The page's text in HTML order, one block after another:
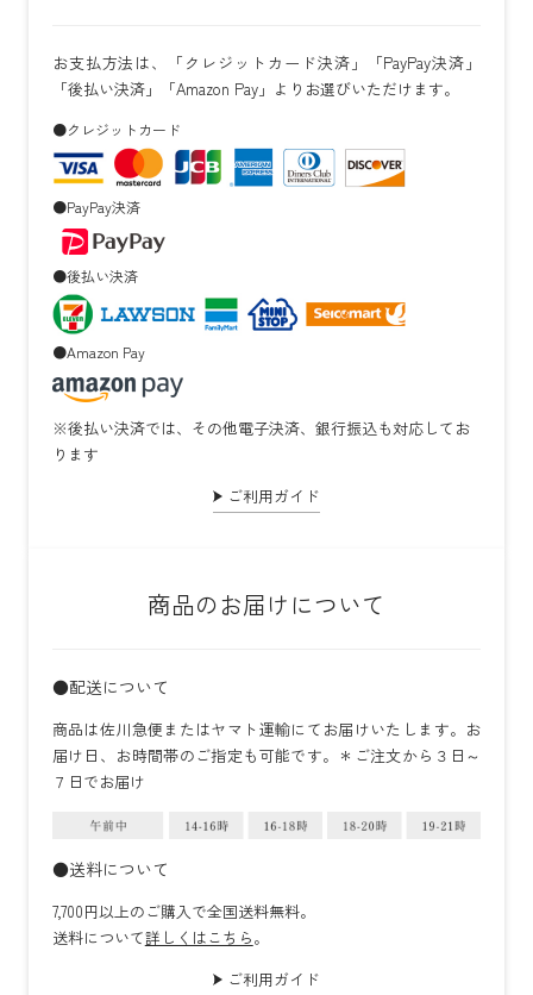
お支払方法は、「クレジットカード決済」「PayPay決済」
「後払い決済」「Amazon Pay」よりお選びいただけます。
●クレジットカード
●PayPay決済
●後払い決済
●Amazon Pay
※後払い決済では、その他電子決済、銀行振込も対応してお
ります
ご利用ガイド
商品のお届けについて
●配送について
商品は佐川急便またはヤマト運輸にてお届けいたします。お
届け日、お時間帯のご指定も可能です。＊ご注文から３日～
７日でお届け
●送料について
7,700円以上のご購入で全国送料無料。
送料について詳しくはこちら。
ご利用ガイド